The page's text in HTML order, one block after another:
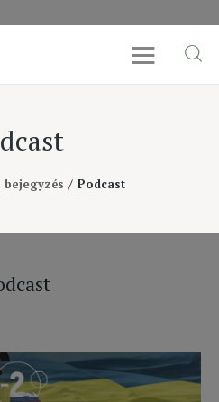
bejegyzés Podcast